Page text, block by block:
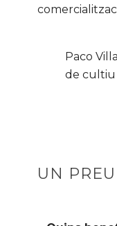
Paco
de cultiu
UN